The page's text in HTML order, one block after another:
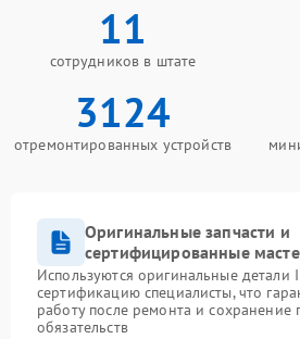
11
сотрудников в штате
3124
отремонтированных устройств
Оригинальные запчасти и
сертифицированные
Используются оригинальные
сертификацию специалисты, что
работу после ремонта и сохранение
обязательств